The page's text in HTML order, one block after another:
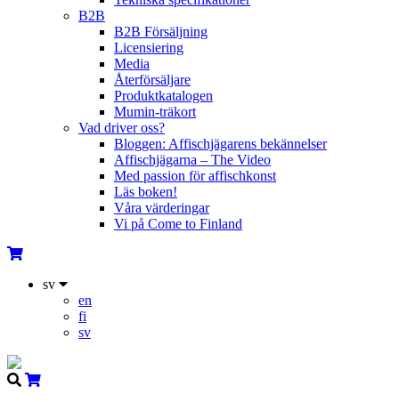
B2B
B2B Försäljning
Licensiering
Media
Återförsäljare
Produktkatalogen
Mumin-träkort
Vad driver oss?
Bloggen: Affischjägarens bekännelser
Affischjägarna – The Video
Med passion för affischkonst
Läs boken!
Våra värderingar
Vi på Come to Finland
sv
en
fi
sv